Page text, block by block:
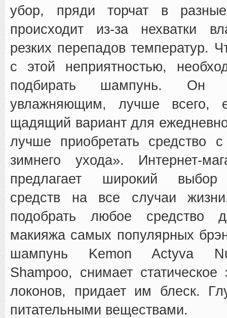
убор, пряди торчат в
происходит из-за нехватки
резких перепадов температур.
с этой неприятностью,
подбирать шампунь. Он
увлажняющим, лучше всего,
щадящий вариант для
лучше приобретать средство
зимнего ухода». Интернет-
предлагает широкий выбор
средств на все случаи
подобрать любое средство
макияжа самых популярных
шампунь Kemon Actyva
Shampoo, снимает статическое
локонов, придает им блеск.
питательными веществами.